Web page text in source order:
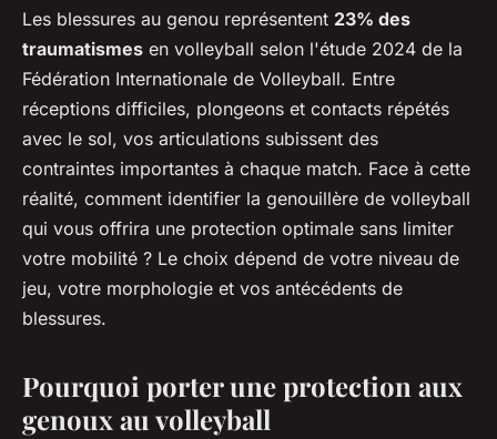
Les blessures au genou représentent 23% des
traumatismes en volleyball selon l'étude 2024 de la
Fédération Internationale de Volleyball. Entre
réceptions difficiles, plongeons et contacts répétés
avec le sol, vos articulations subissent des
contraintes importantes à chaque match. Face à cette
réalité, comment identifier la genouillère de volleyball
qui vous offrira une protection optimale sans limiter
votre mobilité ? Le choix dépend de votre niveau de
jeu, votre morphologie et vos antécédents de
blessures.
Pourquoi porter une protection aux
genoux au volleyball